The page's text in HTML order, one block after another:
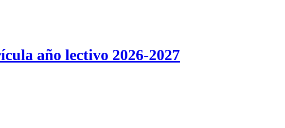
año lectivo 2026-2027